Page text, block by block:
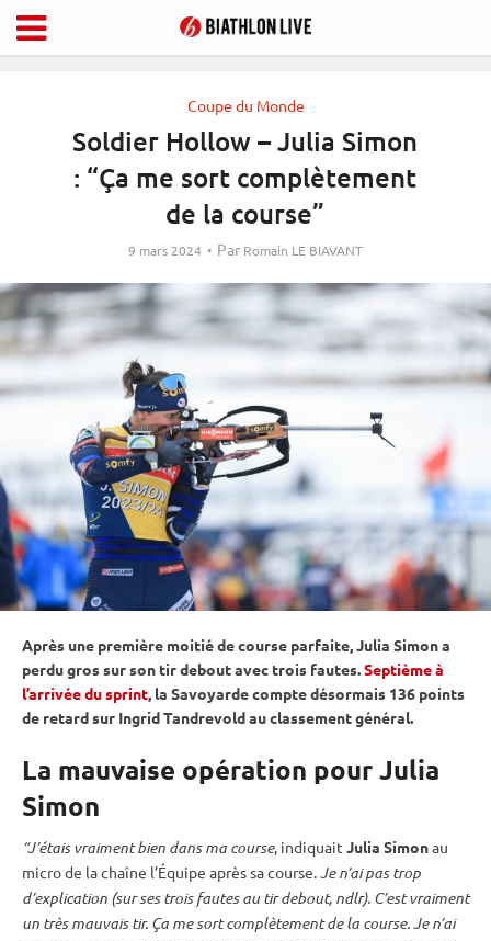
Coupe du Monde
Soldier Hollow – Julia Simon
: “Ça me sort complètement
de la course”
9 mars 2024 Par Romain LE BIAVANT
Après une première moitié de course parfaite, Julia Simon a
perdu gros sur son tirdeboutavec trois fautes.Septième à
l’arrivée du sprint, la Savoyarde compte désormais 136 points
de retard sur Ingrid Tandrevold au classement général.
La mauvaise opération pour Julia
Simon
“J’étais vraiment bien dans ma course, indiquait Julia Simonau
micro de la chaîne l’Équipe après sa course.Je n’ai pas trop
d’explication (sur ses trois fautes au tirdebout, ndlr). C’est vraiment
un très mauvais tir. Ça me sort complètement de la course. Je n’ai